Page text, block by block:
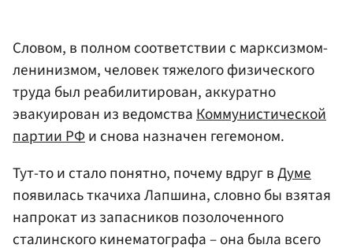
Словом, в полном соответствии с марксизмом-
ленинизмом, человек тяжелого физического
труда был реабилитирован, аккуратно
эвакуирован из ведомстваКоммунистической
партии РФи снова назначен гегемоном.
Тут-то и стало понятно, почему вдруг вДуме
появилась ткачиха Лапшина, словно бы взятая
напрокат из запасников позолоченного
сталинского кинематографа – она была всего